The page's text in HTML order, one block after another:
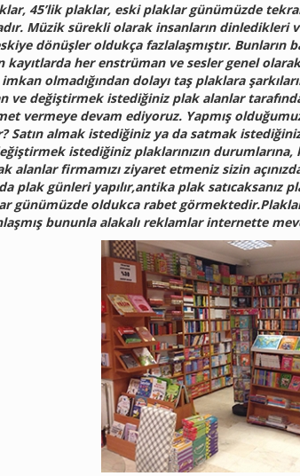
45’lik plaklar, eski plaklar günümüzde
Müzik sürekli olarak insanların
dönüşler oldukça fazlalaşmıştır. Bunların
kayıtlarda her enstrüman ve sesler genel
olmadığından dolayı taş plaklara
ve değiştirmek istediğiniz plak alanlar
vermeye devam ediyoruz. Yapmış
Satın almak istediğiniz ya da satmak
istediğiniz plaklarınızın
firmamızı ziyaret etmeniz sizin
plak günleri yapılır,antika plak satıcaksanız
günümüzde oldukca rabet
bununla alakalı reklamlar internette